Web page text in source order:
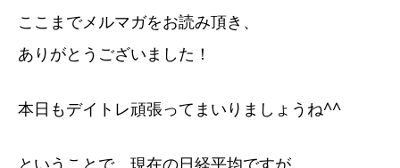
ここまでメルマガをお読み頂き、
ありがとうございました！
本日もデイトレ頑張ってまいりましょうね^^
ということで、現在の日経平均ですが